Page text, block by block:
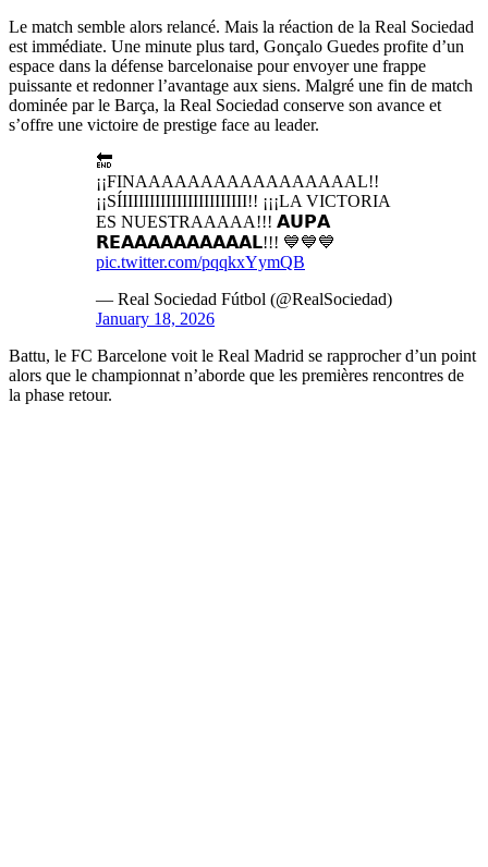
Le match semble alors relancé. Mais la réaction de la Real Sociedad
est immédiate. Une minute plus tard, Gonçalo Guedes profite d’un
espace dans la défense barcelonaise pour envoyer une frappe
puissante et redonner l’avantage aux siens. Malgré une fin de match
dominée par le Barça, la Real Sociedad conserve son avance et
s’offre une victoire de prestige face au leader.
🔚
¡¡FINAAAAAAAAAAAAAAAAAL!!
¡¡SÍIIIIIIIIIIIIIIIIIIIIIII!! ¡¡¡LA VICTORIA
ES NUESTRAAAAA!!! 𝗔𝗨𝗣𝗔
𝗥𝗘𝗔𝗔𝗔𝗔𝗔𝗔𝗔𝗔𝗔𝗔𝗟!!! 💙💙💙
pic.twitter.com/pqqkxYymQB
— Real Sociedad Fútbol (@RealSociedad)
January 18, 2026
Battu, le FC Barcelone voit le Real Madrid se rapprocher d’un point
alors que le championnat n’aborde que les premières rencontres de
la phase retour.